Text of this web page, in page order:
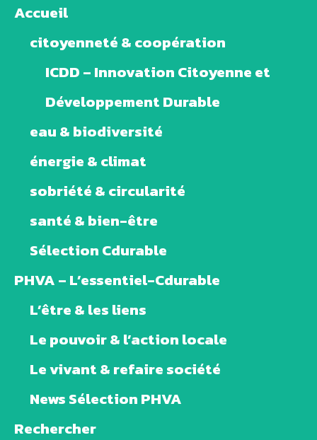
Accueil
citoyenneté & coopération
ICDD – Innovation Citoyenne et
Développement Durable
eau & biodiversité
énergie & climat
sobriété & circularité
santé & bien-être
Sélection Cdurable
PHVA – L’essentiel-Cdurable
L’être & les liens
Le pouvoir & l’action locale
Le vivant & refaire société
News Sélection PHVA
Rechercher